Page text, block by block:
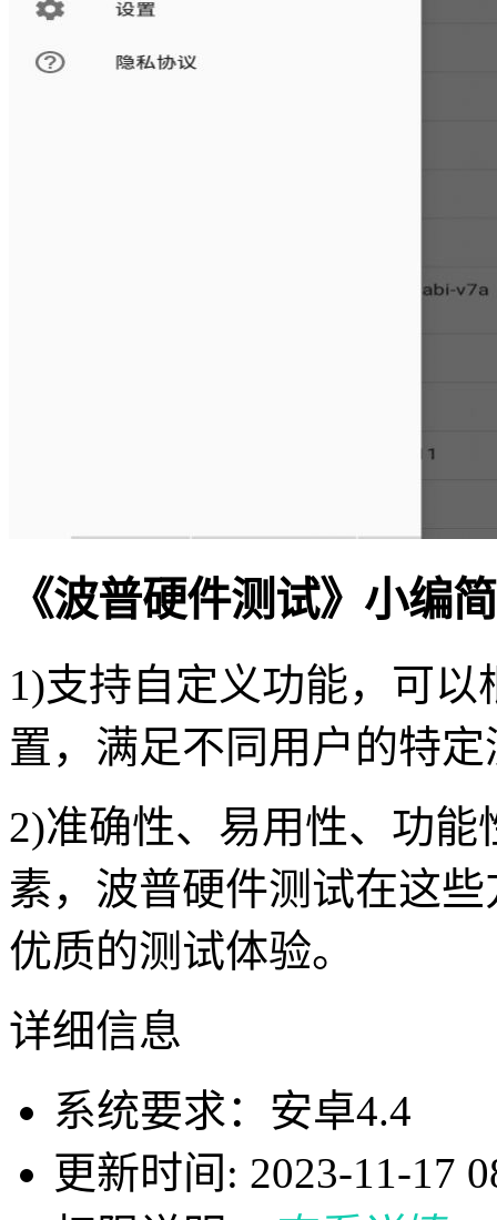
《波普硬件测试》小编
1)支持自定义功能，可
置，满足不同用户的特
2)准确性、易用性、功
素，波普硬件测试在这
优质的测试体验。
详细信息
系统要求：安卓4.4
更新时间: 2023-11-17